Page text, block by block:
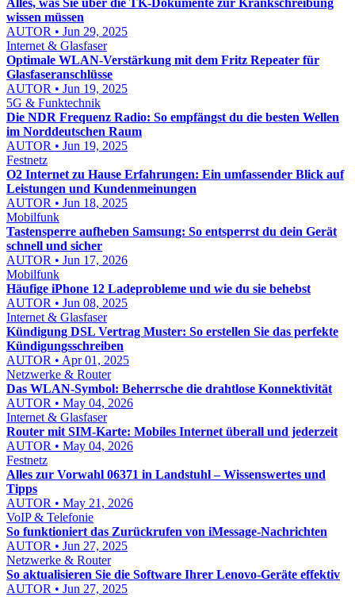
Alles, was Sie über die TK-Dokumente zur Krankschreibung
wissen müssen
AUTOR • Jun 29, 2025
Internet & Glasfaser
Optimale WLAN-Verstärkung mit dem Fritz Repeater für
Glasfaseranschlüsse
AUTOR • Jun 19, 2025
5G & Funktechnik
Die NDR Frequenz Radio: So empfängst du die besten Wellen
im Norddeutschen Raum
AUTOR • Jun 19, 2025
Festnetz
O2 Internet zu Hause Erfahrungen: Ein umfassender Blick auf
Leistungen und Kundenmeinungen
AUTOR • Jun 18, 2025
Mobilfunk
Tastensperre aufheben Samsung: So entsperrst du dein Gerät
schnell und sicher
AUTOR • Jun 17, 2026
Mobilfunk
Häufige iPhone 12 Ladeprobleme und wie du sie behebst
AUTOR • Jun 08, 2025
Internet & Glasfaser
Kündigung DSL Vertrag Muster: So erstellen Sie das perfekte
Kündigungsschreiben
AUTOR • Apr 01, 2025
Netzwerke & Router
Das WLAN-Symbol: Beherrsche die drahtlose Konnektivität
AUTOR • May 04, 2026
Internet & Glasfaser
Router mit SIM-Karte: Mobiles Internet überall und jederzeit
AUTOR • May 04, 2026
Festnetz
Alles zur Vorwahl 06371 in Landstuhl – Wissenswertes und
Tipps
AUTOR • May 21, 2026
VoIP & Telefonie
So funktioniert das Zurückrufen von iMessage-Nachrichten
AUTOR • Jun 27, 2025
Netzwerke & Router
So aktualisieren Sie die Software Ihrer Lenovo-Geräte effektiv
AUTOR • Jun 27, 2025